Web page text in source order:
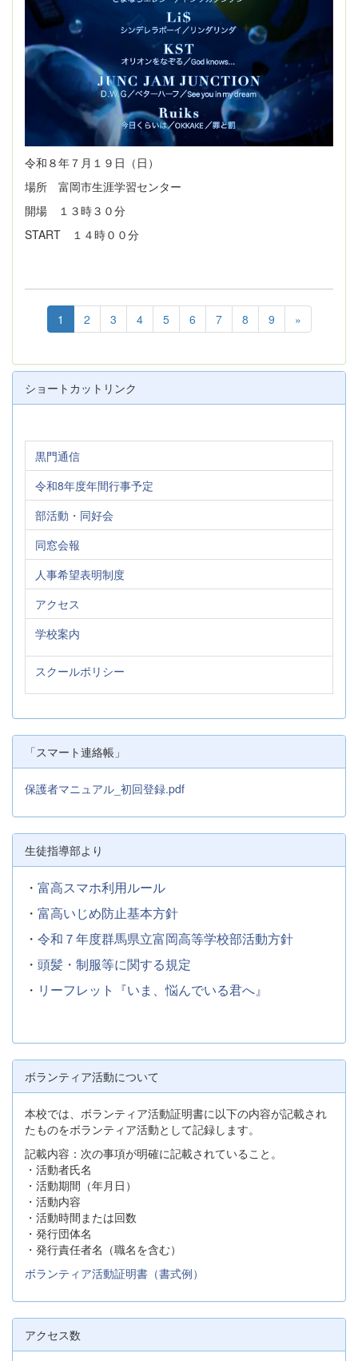
令和８年７月１９日（日）
場所 富岡市生涯学習センター
開場 １３時３０分
START １４時００分
1 2 3 4 5 6 7 8 9 »
ショートカットリンク
黒門通信
令和8年度年間行事予定
部活動・同好会
同窓会報
人事希望表明制度
アクセス
学校案内
スクールポリシー
「スマート連絡帳」
保護者マニュアル_初回登録.pdf
生徒指導部より
・ 富高スマホ利用ルール
・ 富高いじめ防止基本方針
・ 令和７年度群馬県立富岡高等学校部活動方針
・ 頭髪・制服等に関する規定
・ リーフレット『いま、悩んでいる君へ』
ボランティア活動について
本校では、ボランティア活動証明書に以下の内容が記載され
たものをボランティア活動として記録します。
記載内容：次の事項が明確に記載されていること。
・活動者氏名
・活動期間（年月日）
・活動内容
・活動時間または回数
・発行団体名
・発行責任者名（職名を含む）
ボランティア活動証明書（書式例）
アクセス数